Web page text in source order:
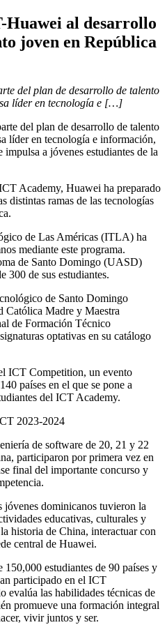
Huawei al desarrollo
joven en República
del plan de desarrollo de talento
líder en tecnología e […]
del plan de desarrollo de talento
líder en tecnología e información,
a jóvenes estudiantes de la
Academy, Huawei ha preparado
distintas ramas de las tecnologías
de Las Américas (ITLA) ha
mediante este programa.
de Santo Domingo (UASD)
300 de sus estudiantes.
de Santo Domingo
Católica Madre y Maestra
de Formación Técnico
optativas en su catálogo
ICT Competition, un evento
países en el que se pone a
del ICT Academy.
2023-2024
de software de 20, 21 y 22
participaron por primera vez en
final del importante concurso y
jóvenes dominicanos tuvieron la
educativas, culturales y
historia de China, interactuar con
central de Huawei.
estudiantes de 90 países y
participado en el ICT
evalúa las habilidades técnicas de
promueve una formación integral
vivir juntos y ser.